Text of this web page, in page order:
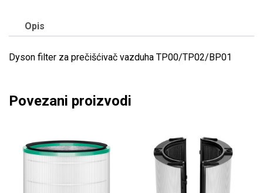
Opis
Dyson filter za prečišćivač vazduha TP00/TP02/BP01
Povezani proizvodi